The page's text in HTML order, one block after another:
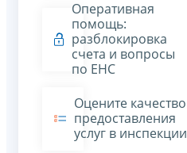
Оперативная
помощь:
разблокировка
счета и вопросы
по ЕНС
Оцените качество
предоставления
услуг в инспекции